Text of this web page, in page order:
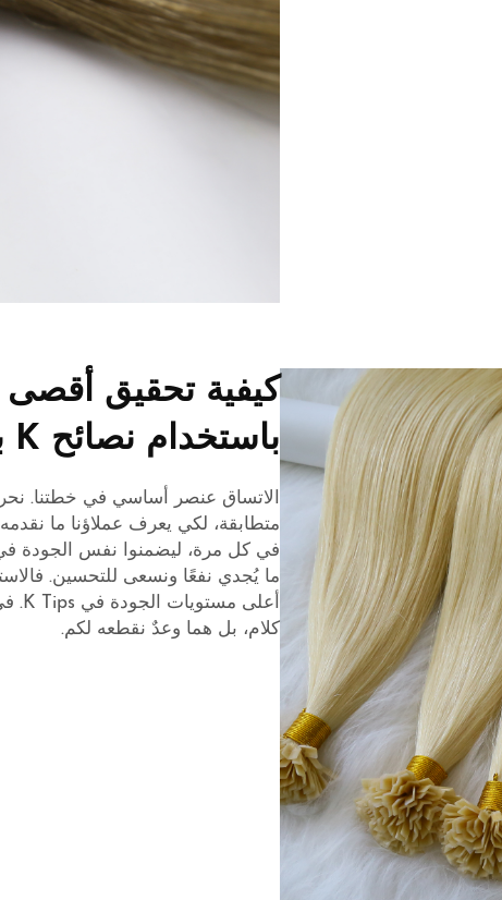
كيفية تحقيق أقصى
باستخدام نصائح K بالجملة
متطابقة، لكي يعرف عملاؤنا ما
في كل مرة، ليضمنوا نفس الجودة في
ما يُجدي نفعًا ونسعى للتحسين.
كلام، بل هما وعدٌ نقطعه لكم.